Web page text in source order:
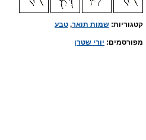
קטגוריות: שמות תואר, טבע
מפורסמים: יורי שטרן